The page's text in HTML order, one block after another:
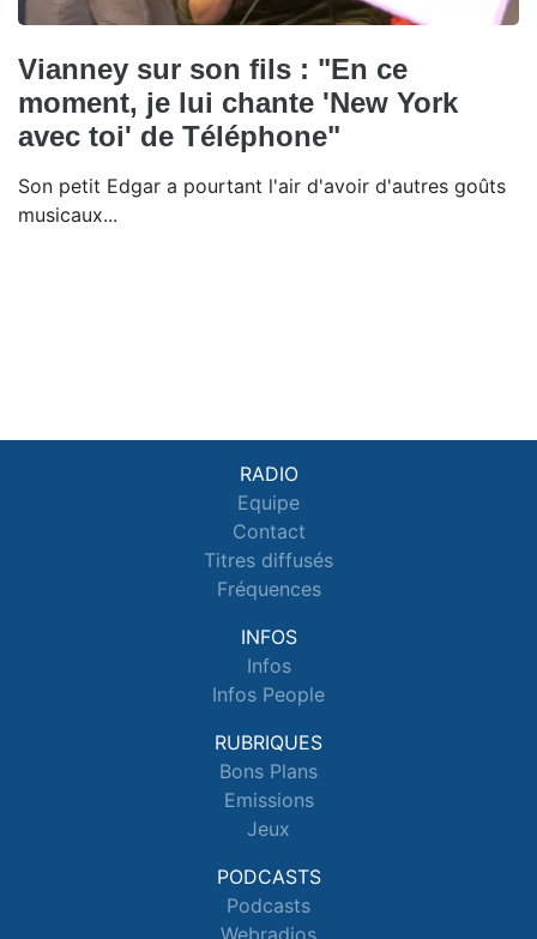
Vianney sur son fils : "En ce
moment, je lui chante 'New York
avec toi' de Téléphone"
Son petit Edgar a pourtant l'air d'avoir d'autres goûts
musicaux...
RADIO
Equipe
Contact
Titres diffusés
Fréquences
INFOS
Infos
Infos People
RUBRIQUES
Bons Plans
Emissions
Jeux
PODCASTS
Podcasts